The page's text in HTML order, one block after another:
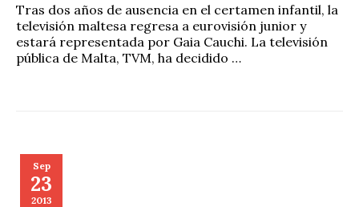
Tras dos años de ausencia en el certamen infantil, la
televisión maltesa regresa a eurovisión junior y
estará representada por Gaia Cauchi. La televisión
pública de Malta, TVM, ha decidido …
Sep
23
2013